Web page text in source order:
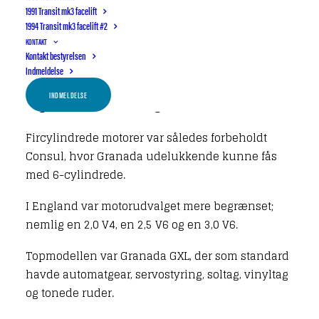
1991 Transit mk3 facelift
1994 Transit mk3 facelift #2
KONTAKT
Kontakt bestyrelsen
Indmeldelse
INDMELDELSE
2,0 HC-OHC med 99 HK (kun Consul og Consul L)
2,3 HC-V6 med 108 HK (alle modeller)
2,6 HC-V6 med 125 HK (kun Granada og Granada
GXL)
3,0 HC-V6 med 138 HK (alle modeller; for Consul
dog kun i Stationcar-udgaven samt i Consul GT)
Fircylindrede motorer var således forbeholdt
Consul, hvor Granada udelukkende kunne fås
med 6-cylindrede.
I England var motorudvalget mere begrænset;
nemlig en 2,0 V4, en 2,5 V6 og en 3,0 V6.
Topmodellen var Granada GXL, der som standard
havde automatgear, servostyring, soltag, vinyltag
og tonede ruder.